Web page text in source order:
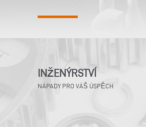
INŽENÝRSTVÍ
NÁPADY PRO VÁŠ ÚSPĚCH